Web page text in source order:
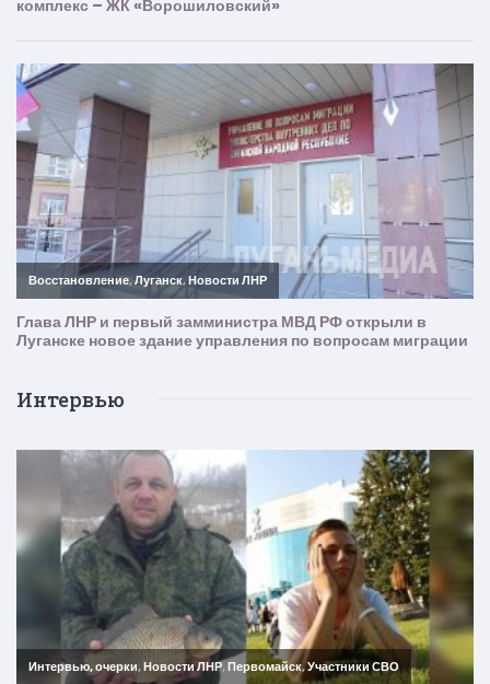
Интервью